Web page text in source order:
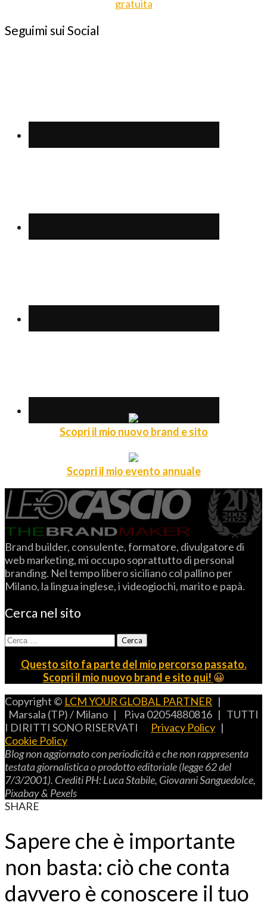
Seguimi sui Social
Scopri il mio nuovo brand e sito
Scopri il mio evento annuale
Brand builder, consulente, formatore, divulgatore di
web marketing, mi occupo soprattutto di personal
branding. Nel tempo libero siciliano col pallino per
Milano, la lingua inglese, i videogiochi, marito e papà.
Cerca nel sito
Ricerca
Questo sito fa parte del mio percorso passato.
Scopri il mio nuovo brand e sito qui! 😀
Copyright © LCM YOUR GLOBAL PARTNER |
Marsala (TP) / Milano | P.iva 02054880816 | TUTTI
I DIRITTI SONO RISERVATI Privacy Policy |
Cookie Policy
Blog non aggiornato con periodicità e che non rappresenta
testata giornalistica o prodotto editoriale (legge 62 del
7/3/2001). CreditiPH: LucaStabile, GiovanniSanguedolce,
Pixabay& Pexels
SHARE
Sapere che è importante
non basta: ciò che conta
davvero è conoscere il tuo